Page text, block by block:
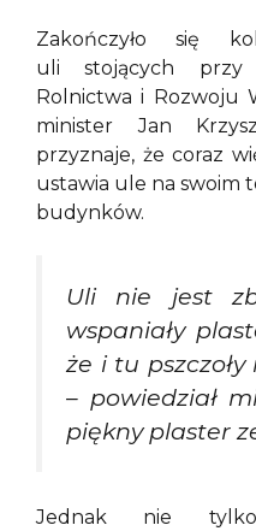
Zakończyło się
uli stojących przy
Rolnictwa i Rozwoju
minister Jan
przyznaje, że coraz
ustawia ule na swoim
budynków.
Uli nie jest
wspaniały
że i tu
– powiedział
piękny plaster
Jednak nie